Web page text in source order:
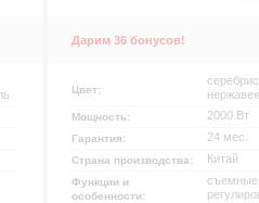
Дарим 36 бонусов!
Цвет:
Мощность: 2000 Вт
Гарантия: 24 мес.
Страна производства: Китай
Функции и
особенности:
съемные